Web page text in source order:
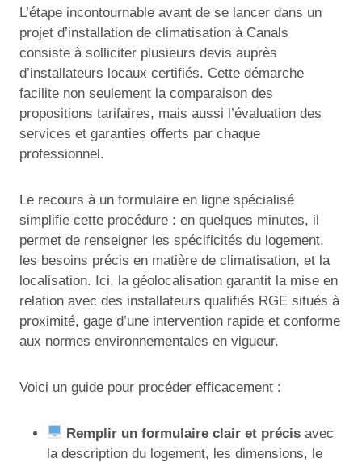
L’étape incontournable avant de se lancer dans un
projet d’installation de climatisation à Canals
consiste à solliciter plusieurs devis auprès
d’installateurs locaux certifiés. Cette démarche
facilite non seulement la comparaison des
propositions tarifaires, mais aussi l’évaluation des
services et garanties offerts par chaque
professionnel.
Le recours à un formulaire en ligne spécialisé
simplifie cette procédure : en quelques minutes, il
permet de renseigner les spécificités du logement,
les besoins précis en matière de climatisation, et la
localisation. Ici, la géolocalisation garantit la mise en
relation avec des installateurs qualifiés RGE situés à
proximité, gage d’une intervention rapide et conforme
aux normes environnementales en vigueur.
Voici un guide pour procéder efficacement :
Remplir un formulaire clair et précis avec
la description du logement, les dimensions, le